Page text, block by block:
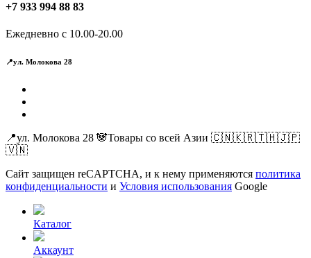
+7 933 994 88 83
Ежедневно с 10.00-20.00
📍ул. Молокова 28
📍ул. Молокова 28 🐼Товары со всей Азии 🇨🇳🇰🇷🇹🇭🇯🇵
🇻🇳
Сайт защищен reCAPTCHA, и к нему применяются политика
конфиденциальности и Условия использования Google
Каталог
Аккаунт